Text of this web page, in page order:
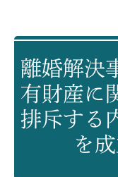
離婚解決
有財産に
排斥する
を